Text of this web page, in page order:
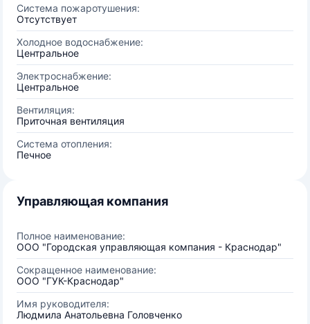
Система пожаротушения:
Отсутствует
Холодное водоснабжение:
Центральное
Электроснабжение:
Центральное
Вентиляция:
Приточная вентиляция
Система отопления:
Печное
Управляющая компания
Полное наименование:
ООО "Городская управляющая компания - Краснодар"
Сокращенное наименование:
ООО "ГУК-Краснодар"
Имя руководителя:
Людмила Анатольевна Головченко